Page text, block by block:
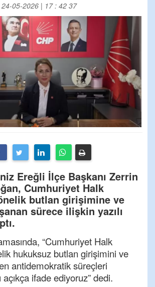
05-2026 | 17 : 42 37
Ereğli İlçe Başkanı Zerrin
Cumhuriyet Halk
butlan girişimine ve
sürece ilişkin yazılı
“Cumhuriyet Halk
hukuksuz butlan girişimini ve
antidemokratik süreçleri
açıkça ifade ediyoruz” dedi.